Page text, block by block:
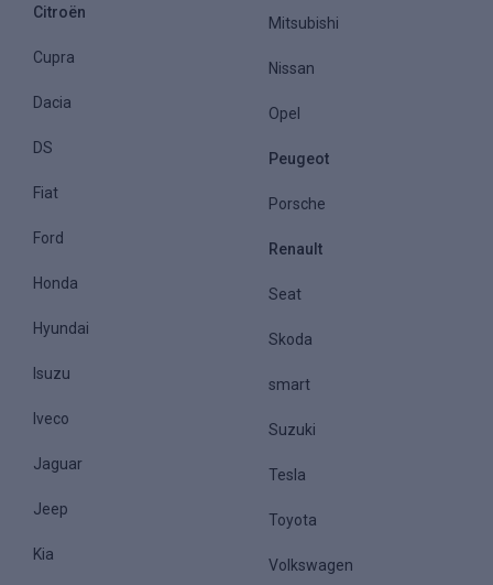
Citroën
Cupra
Dacia
DS
Fiat
Ford
Honda
Hyundai
Isuzu
Iveco
Jaguar
Jeep
Kia
Mitsubishi
Nissan
Opel
Peugeot
Porsche
Renault
Seat
Skoda
smart
Suzuki
Tesla
Toyota
Volkswagen